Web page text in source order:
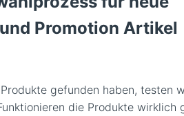
Promotion Artikel
gefunden haben, testen
die Produkte wirklich